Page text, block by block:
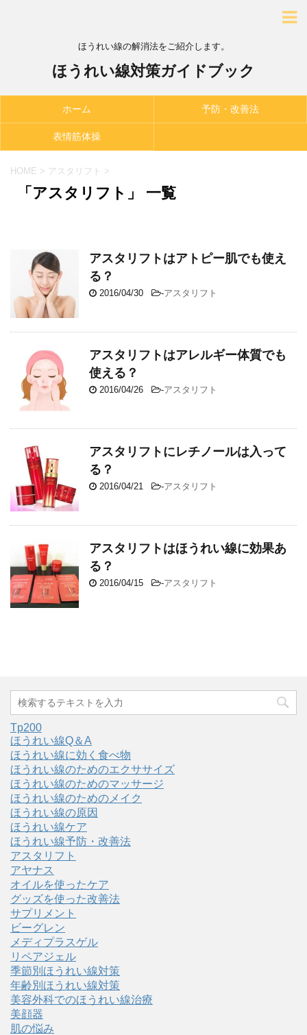
ほうれい線の解消法をご紹介します。
ほうれい線対策ガイドブック
ホーム 予防・改善法
表情筋体操
HOME > アスタリフト >
「アスタリフト」 一覧
アスタリフトはアトピー肌でも使え
る？
2016/04/30 -アスタリフト
アスタリフトはアレルギー体質でも
使える？
2016/04/26 -アスタリフト
アスタリフトにレチノールは入って
る？
2016/04/21 -アスタリフト
アスタリフトはほうれい線に効果あ
る？
2016/04/15 -アスタリフト
Tp200
ほうれい線Q＆A
ほうれい線に効く食べ物
ほうれい線のためのエクササイズ
ほうれい線のためのマッサージ
ほうれい線のためのメイク
ほうれい線の原因
ほうれい線ケア
ほうれい線予防・改善法
アスタリフト
アヤナス
オイルを使ったケア
グッズを使った改善法
サプリメント
ビーグレン
メディプラスゲル
リペアジェル
季節別ほうれい線対策
年齢別ほうれい線対策
美容外科でのほうれい線治療
美顔器
肌の悩み